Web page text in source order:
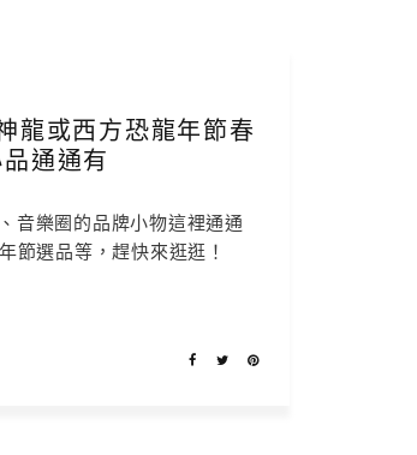
龍或西方恐龍年節春
通通有
音樂圈的品牌小物這裡通通
節選品等，趕快來逛逛！